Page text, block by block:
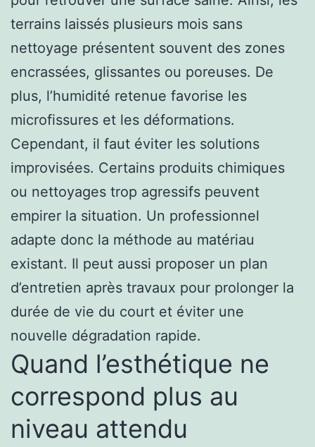
terrains laissés plusieurs mois sans
nettoyage présentent souvent des zones
encrassées, glissantes ou poreuses. De
plus, l’humidité retenue favorise les
microfissures et les déformations.
Cependant, il faut éviter les solutions
improvisées. Certains produits chimiques
ou nettoyages trop agressifs peuvent
empirer la situation. Un professionnel
adapte donc la méthode au matériau
existant. Il peut aussi proposer un plan
d’entretien après travaux pour prolonger la
durée de vie du court et éviter une
nouvelle dégradation rapide.
Quand l’esthétique ne
correspond plus au
niveau attendu